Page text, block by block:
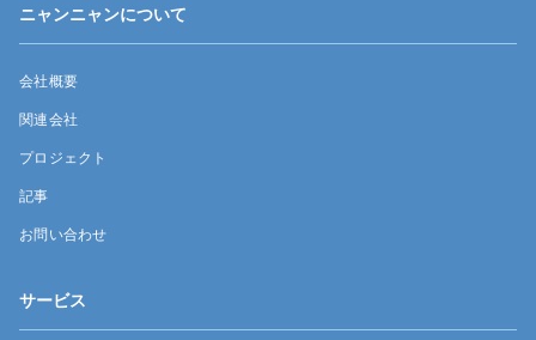
ニャンニャンについて
会社概要
関連会社
プロジェクト
記事
お問い合わせ
サービス